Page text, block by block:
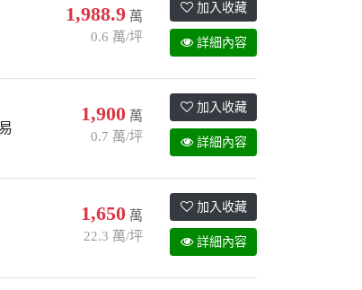
1,988.9 萬
0.6 萬/坪
加入收藏
詳細內容
1,900 萬
0.7 萬/坪
加入收藏
詳細內容
1,650 萬
22.3 萬/坪
加入收藏
詳細內容